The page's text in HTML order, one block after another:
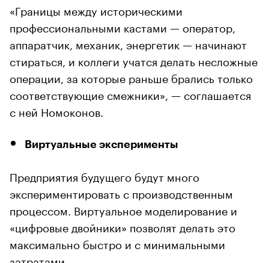
«Границы между историческими
профессиональными кастами — оператор,
аппаратчик, механик, энергетик — начинают
стираться, и коллеги учатся делать несложные
операции, за которые раньше брались только
соответствующие смежники», — соглашается
с ней Номоконов.
Виртуальные эксперименты
Предприятия будущего будут много
экспериментировать с производственным
процессом. Виртуальное моделирование и
«цифровые двойники» позволят делать это
максимально быстро и с минимальными